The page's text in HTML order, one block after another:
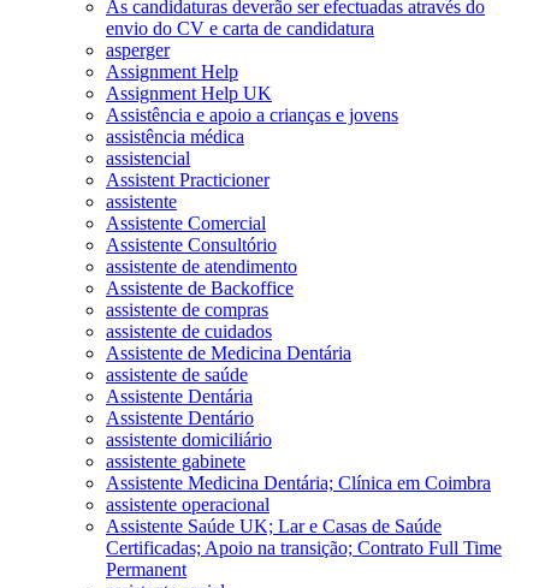
As candidaturas deverão ser efectuadas através do
envio do CV e carta de candidatura
asperger
Assignment Help
Assignment Help UK
Assistência e apoio a crianças e jovens
assistência médica
assistencial
Assistent Practicioner
assistente
Assistente Comercial
Assistente Consultório
assistente de atendimento
Assistente de Backoffice
assistente de compras
assistente de cuidados
Assistente de Medicina Dentária
assistente de saúde
Assistente Dentária
Assistente Dentário
assistente domiciliário
assistente gabinete
Assistente Medicina Dentária; Clínica em Coimbra
assistente operacional
Assistente Saúde UK; Lar e Casas de Saúde
Certificadas; Apoio na transição; Contrato Full Time
Permanent